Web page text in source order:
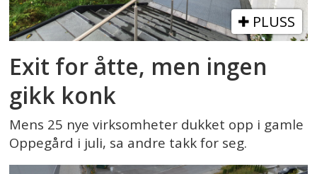
PLUSS
Exit for åtte, men ingen
gikk konk
Mens 25 nye virksomheter dukket opp i gamle
Oppegård i juli, sa andre takk for seg.